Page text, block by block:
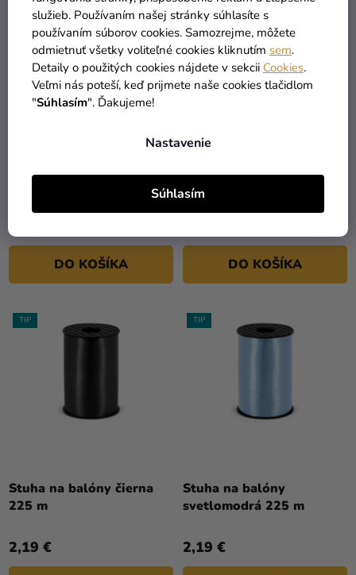
služieb. Používaním našej stránky súhlasíte s
používaním súborov cookies. Samozrejme, môžete
odmietnuť všetky voliteľné cookies kliknutím sem.
Detaily o použitých cookies nájdete v sekcii Cookies.
Veľmi nás poteší, keď prijmete naše cookies tlačidlom
"Súhlasím". Ďakujeme!
Nastavenie
Súhlasím
Priemerné
produktu
4,8
z
5
hviezdičiek.
28,90 €
DO KOŠÍKA
225 m
produktu
5,0
z
5
hviezdičiek.
DO KOŠÍKA
TIP
Stuha na balóny čierna
225 m
2,19 €
TIP
Stuha na balóny
svetlomodrá 225 m
hodnotenie
produktu
2,19 €